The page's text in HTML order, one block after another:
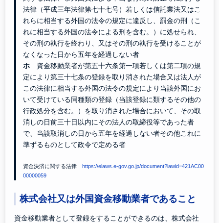
法律（平成三年法律第七十七号）若しくは信託業法又はこ
れらに相当する外国の法令の規定に違反し、罰金の刑（こ
れに相当する外国の法令による刑を含む。）に処せられ、
その刑の執行を終わり、又はその刑の執行を受けることが
なくなった日から五年を経過しない者
ホ資金移動業者が第五十六条第一項若しくは第二項の規
定により第三十七条の登録を取り消された場合又は法人が
この法律に相当する外国の法令の規定により当該外国にお
いて受けている同種類の登録（当該登録に類するその他の
行政処分を含む。）を取り消された場合において、その取
消しの日前三十日以内にその法人の取締役等であった者
で、当該取消しの日から五年を経過しない者その他これに
準ずるものとして政令で定める者
資金決済に関する法律
https://elaws.e-gov.go.jp/document?lawid=421AC00
00000059
株式会社又は外国資金移動業者であること
資金移動業者として登録をすることができるのは、株式会社